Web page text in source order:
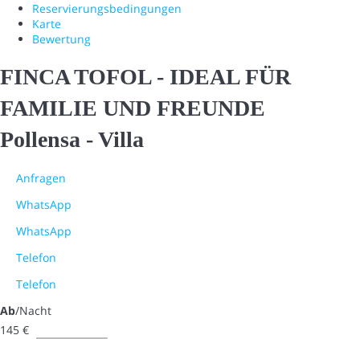
Reservierungsbedingungen
Karte
Bewertung
FINCA TOFOL - IDEAL FÜR
FAMILIE UND FREUNDE
Pollensa -Villa
Anfragen
WhatsApp
WhatsApp
Telefon
Telefon
Ab/Nacht
145 €